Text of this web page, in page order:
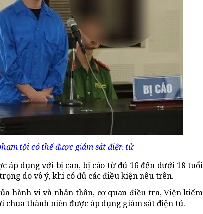
tội có thể được giám sát điện tử
áp dụng với bị can, bị cáo từ đủ 16 đến dưới 18 tuổi
do vô ý, khi có đủ các điều kiện nêu trên.
hành vi và nhân thân, cơ quan điều tra, Viện kiểm
chưa thành niên được áp dụng giám sát điện tử.